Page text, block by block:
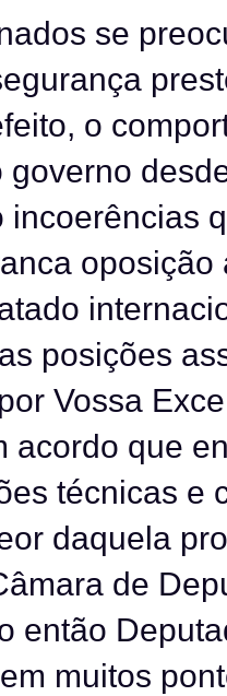
se
o
governo
incoerências
posições
Vossa
acordo que
técnicas e
daquela
de
então
muitos